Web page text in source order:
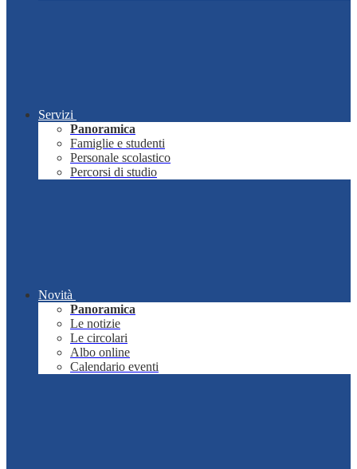
Servizi
Panoramica
Famiglie e studenti
Personale scolastico
Percorsi di studio
Novità
Panoramica
Le notizie
Le circolari
Albo online
Calendario eventi